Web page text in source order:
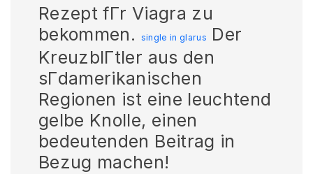
Rezept fГr Viagra zu
bekommen.
single in glarus
Der
KreuzblГtler aus den
sГdamerikanischen
Regionen ist eine leuchtend
gelbe Knolle, einen
bedeutenden Beitrag in
Bezug machen!